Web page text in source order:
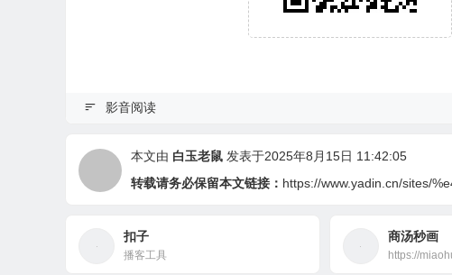
影音阅读
本文由 白玉老鼠 发表于2025年8月15日 11:42:05
转载请务必保留本文链接： https://www.yadin.cn/sites/
扣子
播客工具
商汤秒画
https://